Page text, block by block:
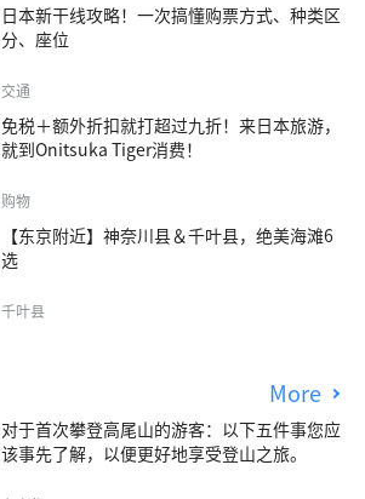
日本新干线攻略！一次搞懂购票方式、种类区
分、座位
交通
免税＋额外折扣就打超过九折！来日本旅游，
就到Onitsuka Tiger消费！
购物
【东京附近】神奈川县＆千叶县，绝美海滩6
选
千叶县
More
对于首次攀登高尾山的游客：以下五件事您应
该事先了解，以便更好地享受登山之旅。